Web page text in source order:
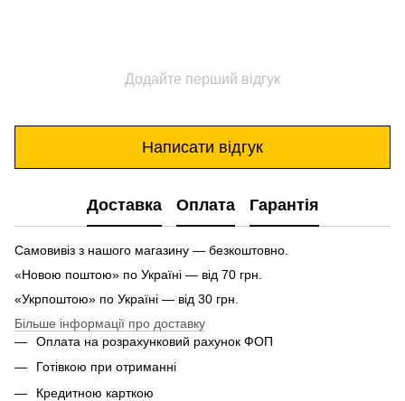
Додайте перший відгук
Написати відгук
Доставка Оплата Гарантія
Самовивіз з нашого магазину — безкоштовно.
«Новою поштою» по Україні — від 70 грн.
«Укрпоштою» по Україні — від 30 грн.
Більше інформації про доставку
Оплата на розрахунковий рахунок ФОП
Готівкою при отриманні
Кредитною карткою